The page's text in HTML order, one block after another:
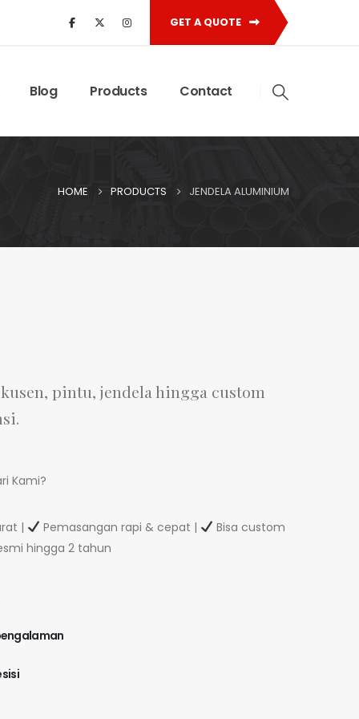
GET A QUOTE
Blog Products Contact
HOME PRODUCTS JENDELA ALUMINIUM
pintu, jendela hingga custom
Kami?
| Pemasangan rapi & cepat |
Bisa custom
hingga 2 tahun